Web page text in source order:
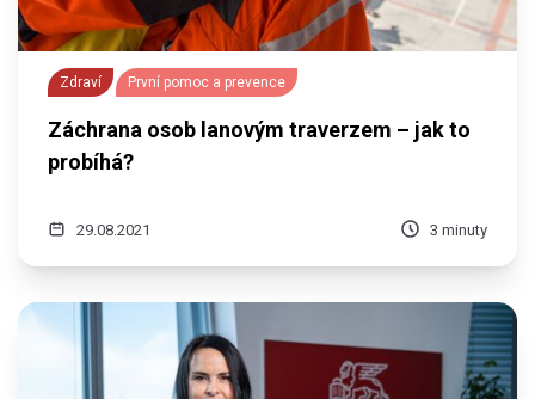
Zdraví První pomoc a prevence
Záchrana osob lanovým traverzem – jak to
probíhá?
29.08.2021 3 minuty